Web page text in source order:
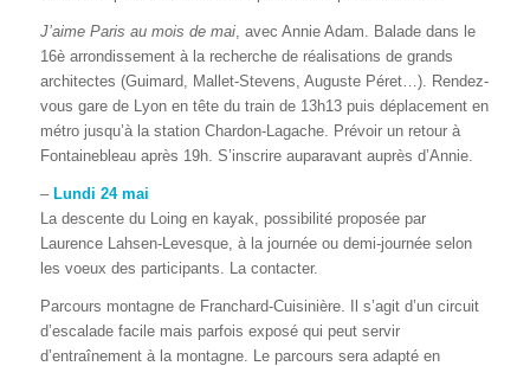
J’aime Paris au mois de mai, avec Annie Adam. Balade dans le
16è arrondissement à la recherche de réalisations de grands
architectes (Guimard, Mallet-Stevens, Auguste Péret…). Rendez-
vous gare de Lyon en tête du train de 13h13 puis déplacement en
métro jusqu’à la station Chardon-Lagache. Prévoir un retour à
Fontainebleau après 19h. S’inscrire auparavant auprès d’Annie.
– Lundi 24 mai
La descente du Loing en kayak, possibilité proposée par
Laurence Lahsen-Levesque, à la journée ou demi-journée selon
les voeux des participants. La contacter.
Parcours montagne de Franchard-Cuisinière. Il s’agit d’un circuit
d’escalade facile mais parfois exposé qui peut servir
d’entraînement à la montagne. Le parcours sera adapté en